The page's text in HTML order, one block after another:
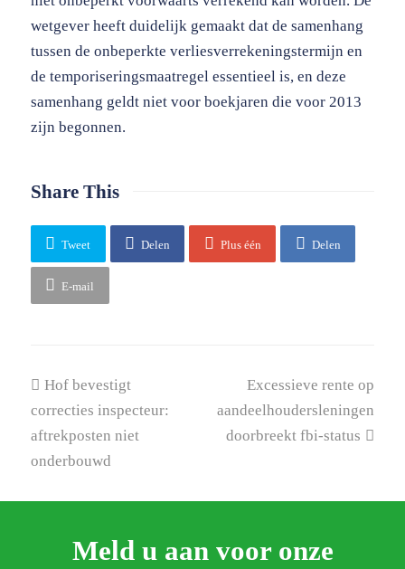
wetgever heeft duidelijk gemaakt dat de samenhang
tussen de onbeperkte verliesverrekeningstermijn en
de temporiseringsmaatregel essentieel is, en deze
samenhang geldt niet voor boekjaren die voor 2013
zijn begonnen.
Share This
Tweet Delen Plus één Delen
E-mail
previous
post:
Hof bevestigt
correcties inspecteur:
aftrekposten niet
onderbouwd
next
post:
Excessieve rente op
aandeelhoudersleningen
doorbreekt fbi-status
Meld u aan voor onze